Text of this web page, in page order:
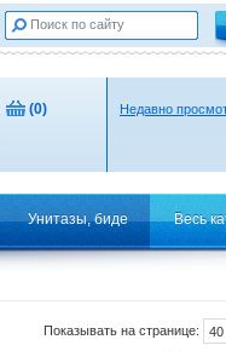
(0) Недавно
Унитазы, биде Весь
Показывать на странице: